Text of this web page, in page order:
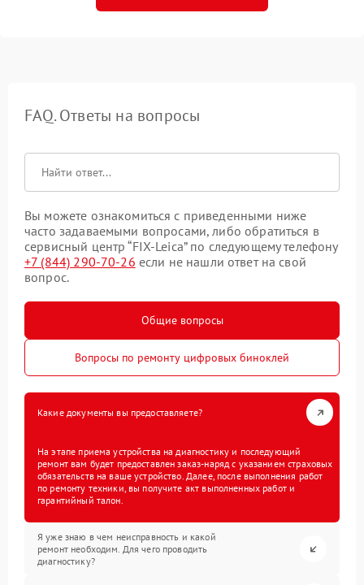
FAQ. Ответы на вопросы
Вы можете ознакомиться с приведенными ниже
часто задаваемыми вопросами, либо обратиться в
сервисный центр “FIX-Leica” по следующему телефону
+7 (844) 290-70-26 если не нашли ответ на свой
вопрос.
Общие вопросы
Вопросы по ремонту цифровых биноклей
Какие документы вы предоставляете?
На этапе приема устройства на диагностику и последующий
ремонт вам будет предоставлен заказ-наряд с указанием страховых
обязательств на ваше устройство. Далее, после выполнения работ
по ремонту техники, вы получите акт выполненных работ и
гарантийный талон.
Я уже знаю в чем неисправность и какой
ремонт необходим. Для чего проводить
диагностику?